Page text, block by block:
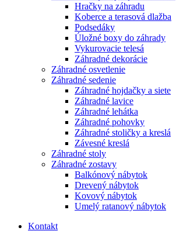
Hračky na záhradu
Koberce a terasová dlažba
Podsedáky
Úložné boxy do záhrady
Vykurovacie telesá
Záhradné dekorácie
Záhradné osvetlenie
Záhradné sedenie
Záhradné hojdačky a siete
Záhradné lavice
Záhradné lehátka
Záhradné pohovky
Záhradné stoličky a kreslá
Závesné kreslá
Záhradné stoly
Záhradné zostavy
Balkónový nábytok
Drevený nábytok
Kovový nábytok
Umelý ratanový nábytok
Kontakt